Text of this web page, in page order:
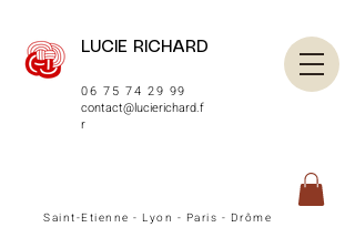
LUCIE RICHARD
06 75 74 29 99
contact@lucierichard.f
r
Saint-Etienne - Lyon - Paris - Drôme